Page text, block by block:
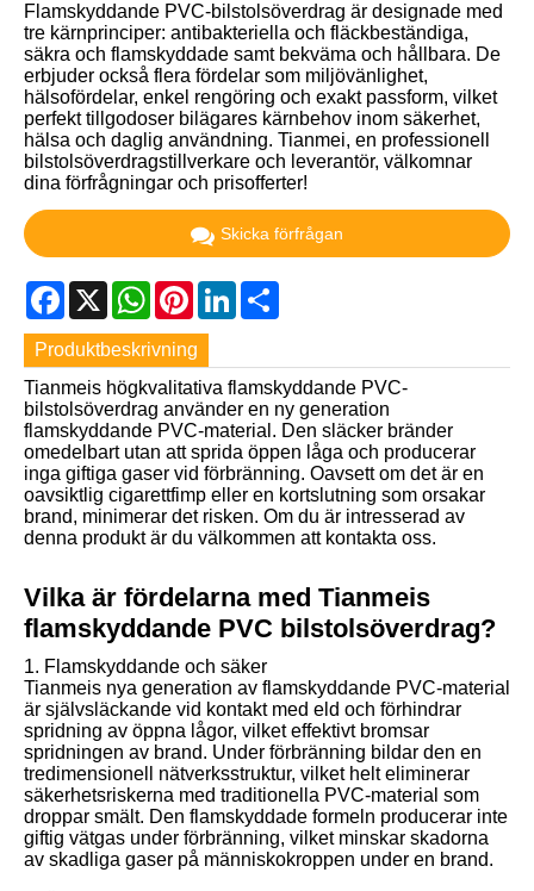
Flamskyddande PVC-bilstolsöverdrag är designade med
tre kärnprinciper: antibakteriella och fläckbeständiga,
säkra och flamskyddade samt bekväma och hållbara. De
erbjuder också flera fördelar som miljövänlighet,
hälsofördelar, enkel rengöring och exakt passform, vilket
perfekt tillgodoser bilägares kärnbehov inom säkerhet,
hälsa och daglig användning. Tianmei, en professionell
bilstolsöverdragstillverkare och leverantör, välkomnar
dina förfrågningar och prisofferter!
Skicka förfrågan
Facebook
X WhatsApp
PinterestLinkedIn
Produktbeskrivning
Tianmeis högkvalitativa flamskyddande PVC-
bilstolsöverdrag använder en ny generation
flamskyddande PVC-material. Den släcker bränder
omedelbart utan att sprida öppen låga och producerar
inga giftiga gaser vid förbränning. Oavsett om det är en
oavsiktlig cigarettfimp eller en kortslutning som orsakar
brand, minimerar det risken. Om du är intresserad av
denna produkt är du välkommen att kontakta oss.
Vilka är fördelarna med Tianmeis
flamskyddande PVC bilstolsöverdrag?
1. Flamskyddande och säker
Tianmeis nya generation av flamskyddande PVC-material
är självsläckande vid kontakt med eld och förhindrar
spridning av öppna lågor, vilket effektivt bromsar
spridningen av brand. Under förbränning bildar den en
tredimensionell nätverksstruktur, vilket helt eliminerar
säkerhetsriskerna med traditionella PVC-material som
droppar smält. Den flamskyddade formeln producerar inte
giftig vätgas under förbränning, vilket minskar skadorna
av skadliga gaser på människokroppen under en brand.